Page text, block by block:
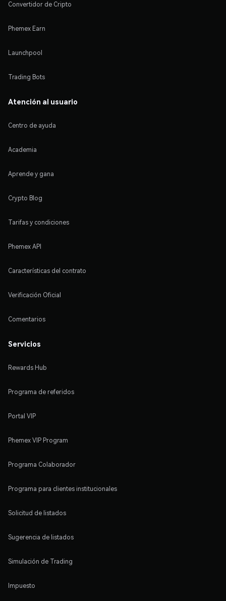
Convertidor de Cripto
Phemex Earn
Launchpool
Trading Bots
Atención al usuario
Centro de ayuda
Academia
Aprende y gana
Crypto Blog
Tarifas y condiciones
Phemex API
Características del contrato
Verificación Oficial
Comentarios
Servicios
Rewards Hub
Programa de referidos
Portal VIP
Phemex VIP Program
Programa Colaborador
Programa para clientes institucionales
Solicitud de listados
Sugerencia de listados
Simulación de Trading
Impuesto